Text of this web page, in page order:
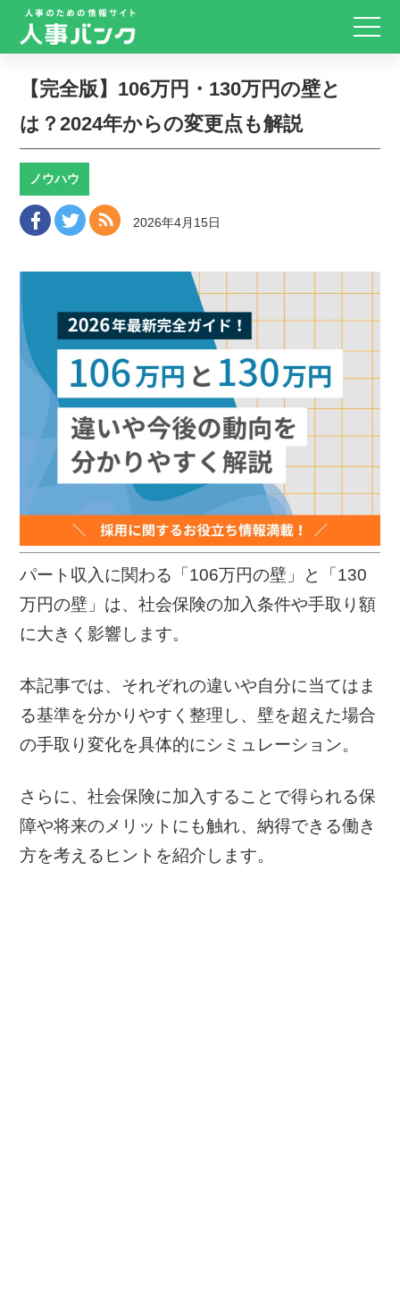
【完全版】106万円・130万円の壁と
は？2024年からの変更点も解説
ノウハウ
2026年4月15日
パート収入に関わる「106万円の壁」と「130
万円の壁」は、社会保険の加入条件や手取り額
に大きく影響します。
本記事では、それぞれの違いや自分に当てはま
る基準を分かりやすく整理し、壁を超えた場合
の手取り変化を具体的にシミュレーション。
さらに、社会保険に加入することで得られる保
障や将来のメリットにも触れ、納得できる働き
方を考えるヒントを紹介します。